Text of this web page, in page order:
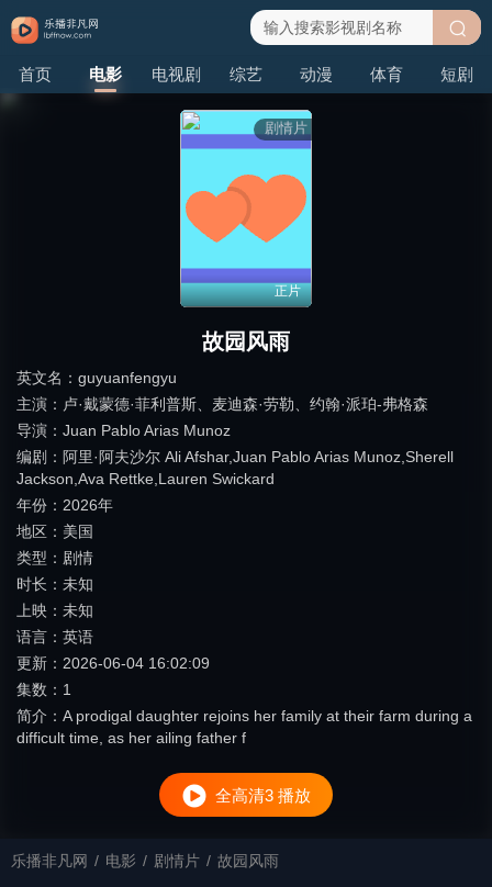
首页 电影 电视剧 综艺 动漫 体育 短剧
搜
剧情片
正片
故园风雨
英文名： guyuanfengyu
主演： 卢·戴蒙德·菲利普斯 麦迪森·劳勒
约翰·派珀-弗格森
导演： Juan Pablo Arias Munoz
编剧： 阿里·阿夫沙尔 Ali Afshar,Juan Pablo Arias Munoz,Sherell
Jackson,Ava Rettke,Lauren Swickard
年份： 2026年
地区： 美国
类型： 剧情
时长： 未知
上映： 未知
语言： 英语
更新： 2026-06-04 16:02:09
集数： 1
简介： A prodigal daughter rejoins her family at their farm during a
difficult time, as her ailing father f
全高清3 播放
乐播非凡网 / 电影 / 剧情片 / 故园风雨